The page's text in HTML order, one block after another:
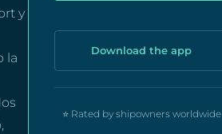
y
la
Download the app
⭐ Rated by shipowners worldwide